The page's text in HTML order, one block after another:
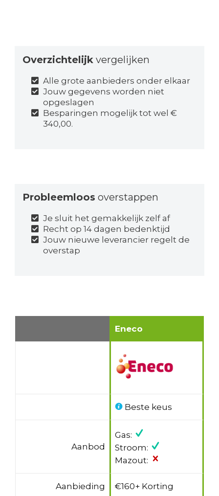
Overzichtelijk vergelijken
Alle grote aanbieders onder elkaar
Jouw gegevens worden niet
opgeslagen
Besparingen mogelijk tot wel €
340,00.
Probleemloos overstappen
Je sluit het gemakkelijk zelf af
Recht op 14 dagen bedenktijd
Jouw nieuwe leverancier regelt de
overstap
Eneco
Beste keus
Aanbod
Gas:
Stroom:
Mazout:
Aanbieding €160+ Korting